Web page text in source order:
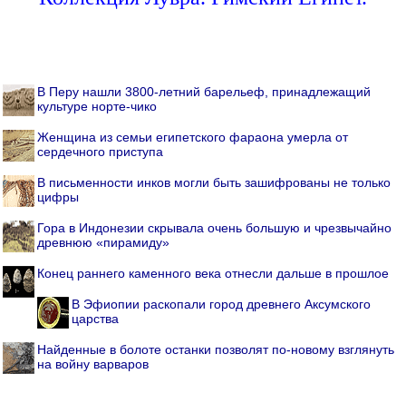
В Перу нашли 3800-летний барельеф, принадлежащий
культуре норте-чико
Женщина из семьи египетского фараона умерла от
сердечного приступа
В письменности инков могли быть зашифрованы не только
цифры
Гора в Индонезии скрывала очень большую и чрезвычайно
древнюю «пирамиду»
Конец раннего каменного века отнесли дальше в прошлое
В Эфиопии раскопали город древнего Аксумского
царства
Найденные в болоте останки позволят по-новому взглянуть
на войну варваров